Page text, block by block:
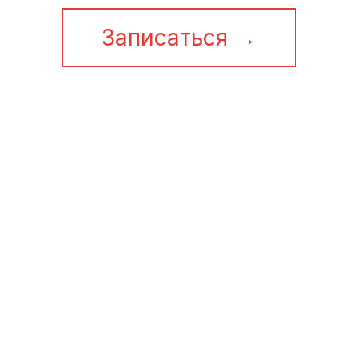
Записаться →